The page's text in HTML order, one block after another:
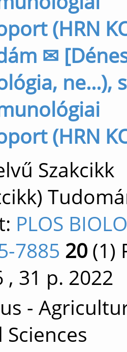
(HRN
✉
ne...),
(HRN
Szakcikk
PLOS
7885 20 (1)
, 31 p. 2022
-